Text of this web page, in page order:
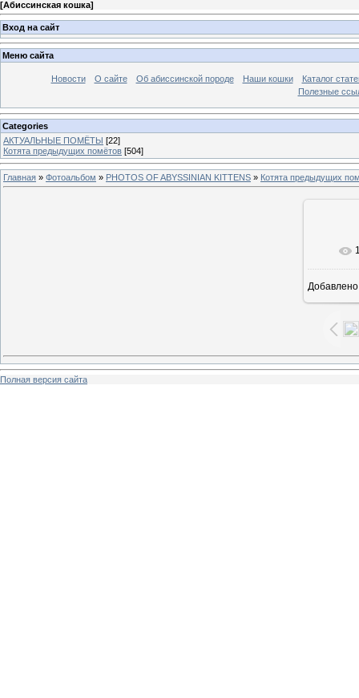
[Абиссинская кошка]
Вход на сайт
Меню сайта
Новости О сайте Об абиссинской породе Наши кошки
Каталог
Полезные
Categories
АКТУАЛЬНЫЕ ПОМЁТЫ [22]
Котята предыдущих помётов [504]
Главная » Фотоальбом » PHOTOS OF ABYSSINIAN KITTENS » Котята предыдущих
В
Добавлено
Полная версия сайта